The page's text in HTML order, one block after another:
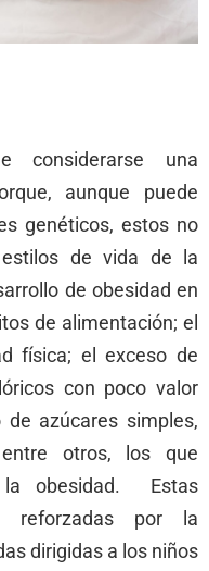
considerarse una
aunque puede
genéticos, estos no
de vida de la
de obesidad en
de alimentación; el
física; el exceso de
con poco valor
de azúcares simples,
otros, los que
la obesidad. Estas
reforzadas por la
dirigidas a los niños